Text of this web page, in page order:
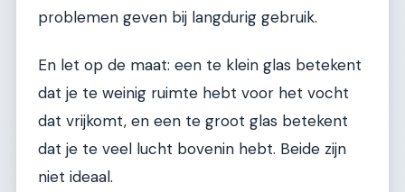
problemen geven bij langdurig gebruik.
En let op de maat: een te klein glas betekent
dat je te weinig ruimte hebt voor het vocht
dat vrijkomt, en een te groot glas betekent
dat je te veel lucht bovenin hebt. Beide zijn
niet ideaal.